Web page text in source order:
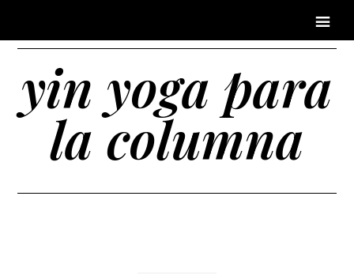
yin yoga para
la columna